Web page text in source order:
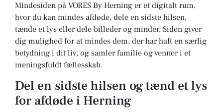
Mindesiden på VORES By Herning er et digitalt rum,
hvor du kan mindes afdøde, dele en sidste hilsen,
tænde et lys eller dele billeder og minder. Siden giver
dig mulighed for at mindes dem, der har haft en særlig
betydning i dit liv, og samler familie og venner i et
meningsfuldt fællesskab.
Del en sidste hilsen og tænd et lys
for afdøde i Herning